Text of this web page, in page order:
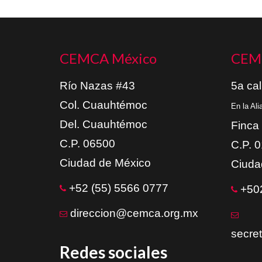
CEMCA México
Río Nazas #43
Col. Cuauhtémoc
Del. Cuauhtémoc
C.P. 06500
Ciudad de México
+52 (55) 5566 0777
direccion@cemca.org.mx
Redes sociales
5a
En la
Finca
C.P.